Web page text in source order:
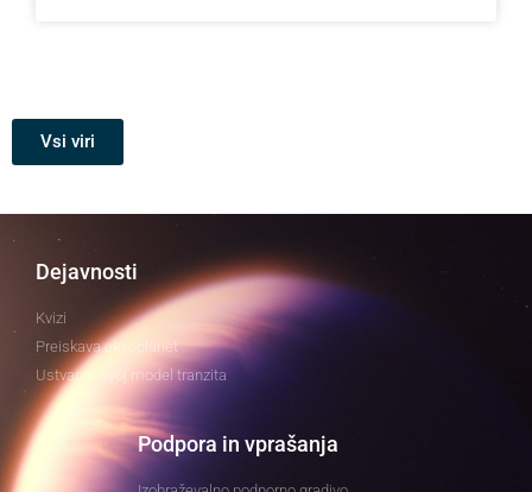
Vsi viri
Dejavnosti
Kvizi
Preiskava eksoplanet
Ustvarite svoj model tranzita
Podpora in vprašanja